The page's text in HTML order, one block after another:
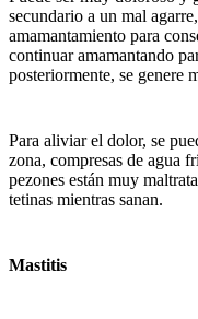
secundario a un mal
amamantamiento para
continuar amamantando
posteriormente, se genere
Para aliviar el dolor, se
zona, compresas de agua
pezones están muy
tetinas mientras sanan.
Mastitis